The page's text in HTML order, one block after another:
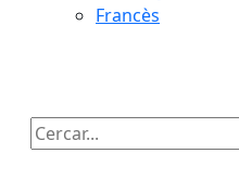
Francès
Cercar: